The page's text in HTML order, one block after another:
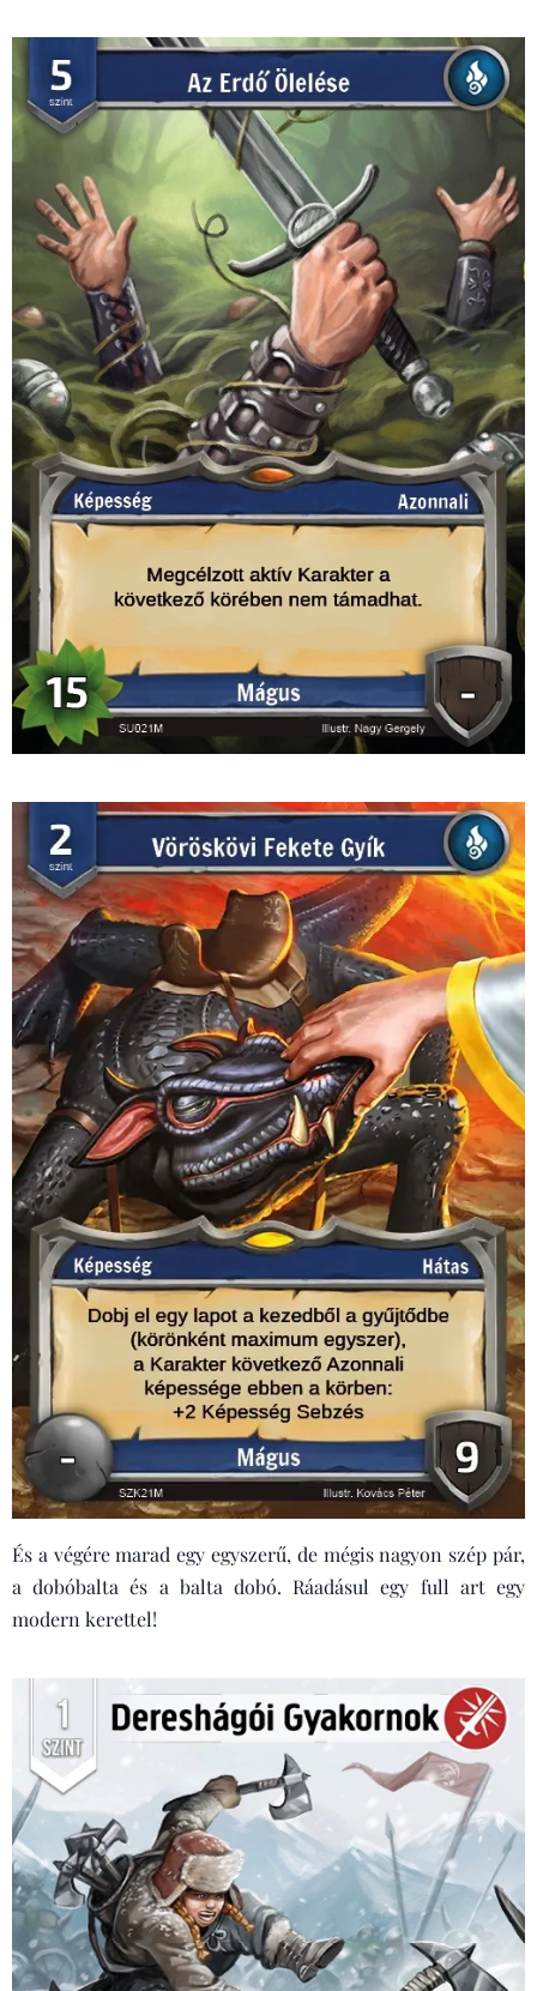
És a végére marad egy egyszerű, de mégis nagyon szép pár,
a dobóbalta és a balta dobó. Ráadásul egy full art egy
modern kerettel!